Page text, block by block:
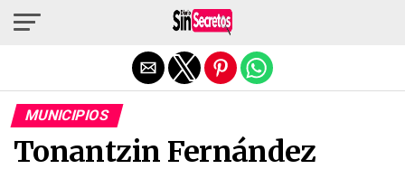
MUNICIPIOS
Tonantzin Fernández
Salir de la versión móvil